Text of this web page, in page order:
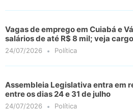
Vagas de emprego em Cuiabá e
salários de até R$ 8 mil; veja
24/07/2026 Política
Assembleia Legislativa entra em
entre os dias 24 e 31 de julho
24/07/2026 Política